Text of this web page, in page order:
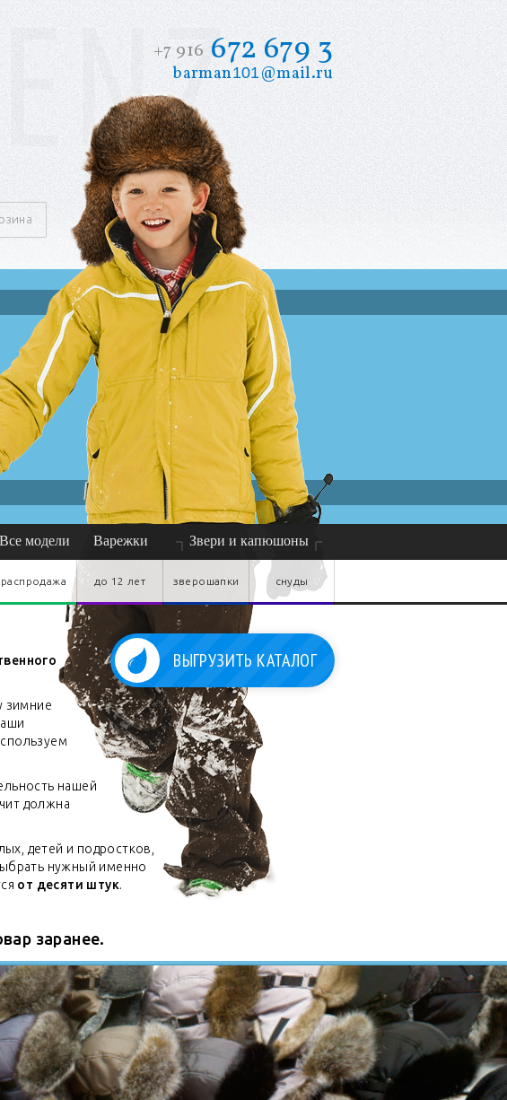
+7 916 672 679 3
barman101@mail.ru
распродажа до 12 лет зверошапки снуды
ВЫГРУЗИТЬ КАТАЛОГ
зимние
нашей
должна
детей и подростков,
нужный именно
от десяти штук.
заранее.